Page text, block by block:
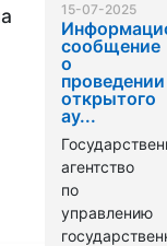
15-07-2025
сообщение
о
проведении
открытого
ау...
агентство
по
управлению